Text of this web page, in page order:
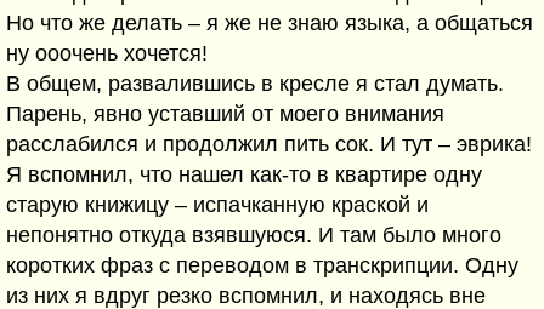
Но что же делать – я же не знаю языка, а общаться
ну ооочень хочется!
В общем, развалившись в кресле я стал думать.
Парень, явно уставший от моего внимания
расслабился и продолжил пить сок. И тут – эврика!
Я вспомнил, что нашел как-то в квартире одну
старую книжицу – испачканную краской и
непонятно откуда взявшуюся. И там было много
коротких фраз с переводом в транскрипции. Одну
из них я вдруг резко вспомнил, и находясь вне